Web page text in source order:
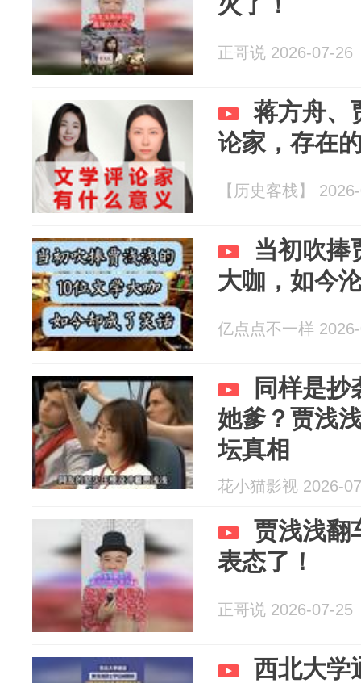
正哥说 2026-07-26
蒋方舟、
论家，存在
【历史客栈】
当初吹捧
大咖，如今
亿点点不一样
同样是抄
她爹？贾浅
坛真相
花小猫影视 2026-
贾浅浅翻
表态了！
正哥说 2026-07-25
西北大学